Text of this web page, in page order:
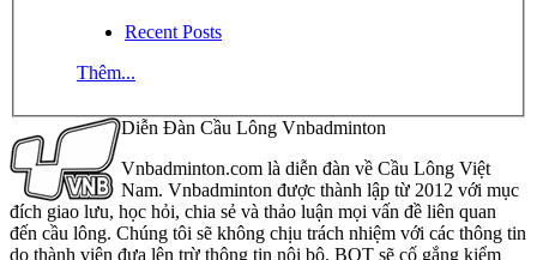
Recent Posts
Thêm...
Diễn Đàn Cầu Lông Vnbadminton
Vnbadminton.com là diễn đàn về Cầu Lông Việt
Nam. Vnbadminton được thành lập từ 2012 với mục
đích giao lưu, học hỏi, chia sẻ và thảo luận mọi vấn đề liên quan
đến cầu lông. Chúng tôi sẽ không chịu trách nhiệm với các thông tin
do thành viên đưa lên trừ thông tin nội bộ. BQT sẽ cố gắng kiểm